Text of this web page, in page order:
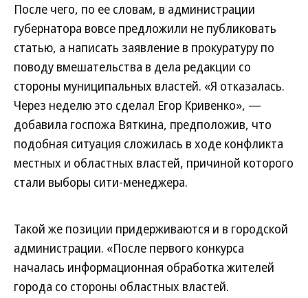
После чего, по ее словам, в администрации
губернатора вовсе предложили не публиковать
статью, а написать заявление в прокуратуру по
поводу вмешательства в дела редакции со
стороны муниципальных властей. «Я отказалась.
Через неделю это сделал Егор Кривенко», —
добавила госпожа Вяткина, предположив, что
подобная ситуация сложилась в ходе конфликта
местных и областных властей, причиной которого
стали выборы сити-менеджера.
Такой же позиции придерживаются и в городской
администрации. «После первого конкурса
началась информационная обработка жителей
города со стороны областных властей.